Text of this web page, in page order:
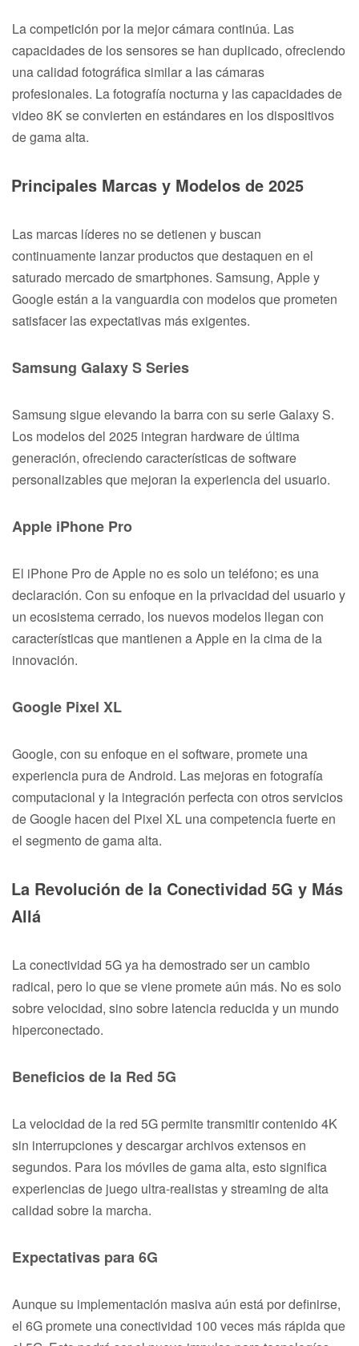
La competición por la mejor cámara continúa. Las
capacidades de los sensores se han duplicado, ofreciendo
una calidad fotográfica similar a las cámaras
profesionales. La fotografía nocturna y las capacidades de
video 8K se convierten en estándares en los dispositivos
de gama alta.
Principales Marcas y Modelos de 2025
Las marcas líderes no se detienen y buscan
continuamente lanzar productos que destaquen en el
saturado mercado de smartphones. Samsung, Apple y
Google están a la vanguardia con modelos que prometen
satisfacer las expectativas más exigentes.
Samsung Galaxy S Series
Samsung sigue elevando la barra con su serie Galaxy S.
Los modelos del 2025 integran hardware de última
generación, ofreciendo características de software
personalizables que mejoran la experiencia del usuario.
Apple iPhone Pro
El iPhone Pro de Apple no es solo un teléfono; es una
declaración. Con su enfoque en la privacidad del usuario y
un ecosistema cerrado, los nuevos modelos llegan con
características que mantienen a Apple en la cima de la
innovación.
Google Pixel XL
Google, con su enfoque en el software, promete una
experiencia pura de Android. Las mejoras en fotografía
computacional y la integración perfecta con otros servicios
de Google hacen del Pixel XL una competencia fuerte en
el segmento de gama alta.
La Revolución de la Conectividad 5G y Más
Allá
La conectividad 5G ya ha demostrado ser un cambio
radical, pero lo que se viene promete aún más. No es solo
sobre velocidad, sino sobre latencia reducida y un mundo
hiperconectado.
Beneficios de la Red 5G
La velocidad de la red 5G permite transmitir contenido 4K
sin interrupciones y descargar archivos extensos en
segundos. Para los móviles de gama alta, esto significa
experiencias de juego ultra-realistas y streaming de alta
calidad sobre la marcha.
Expectativas para 6G
Aunque su implementación masiva aún está por definirse,
el 6G promete una conectividad 100 veces más rápida que